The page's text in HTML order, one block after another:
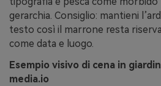
gerarchia. Consiglio: mantieni
testo così il marrone resta
come data e luogo.
Esempio visivo di cena in
media.io